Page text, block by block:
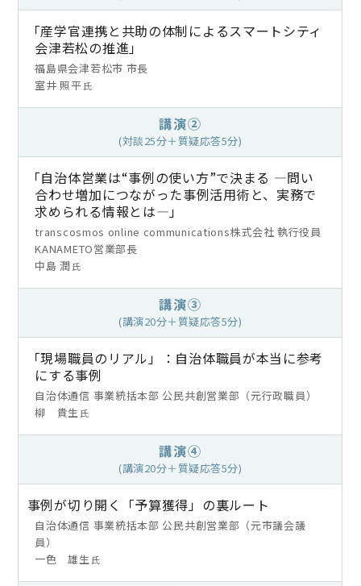
「産学官連携と共助の体制によるスマートシティ
会津若松の推進」
福島県会津若松市 市長
室井 照平氏
講演②
(対談25分＋質疑応答5分)
「自治体営業は“事例の使い方”で決まる ―問い
合わせ増加につながった事例活用術と、実務で
求められる情報とは―」
transcosmos online communications株式会社 執行役員
KANAMETO営業部長
中島 潤 氏
講演③
(講演20分＋質疑応答5分)
「現場職員のリアル」：自治体職員が本当に参考
にする事例
自治体通信 事業統括本部 公民共創営業部（元行政職員）
柳 貴生氏
講演④
(講演20分＋質疑応答5分)
事例が切り開く「予算獲得」の裏ルート
自治体通信 事業統括本部 公民共創営業部（元市議会議
員）
一色 雄生氏